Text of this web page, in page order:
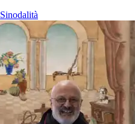
Sinodalità